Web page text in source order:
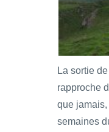
La sortie
rapproche
que
semaines